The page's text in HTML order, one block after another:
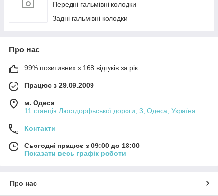
Передні гальмівні колодки
Задні гальмівні колодки
Про нас
99% позитивних з 168 відгуків за рік
Працює з 29.09.2009
м. Одеса
11 станція Люстдорфьської дороги, 3, Одеса, Україна
Контакти
Сьогодні працює з 09:00 до 18:00
Показати весь графік роботи
Про нас